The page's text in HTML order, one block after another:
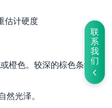
联
系
我
们
估计硬度
橙色。较深的棕色条纹很
然光泽。